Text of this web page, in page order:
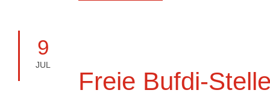
9
JUL
Freie Bufdi-